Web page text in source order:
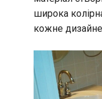
широка
кожне